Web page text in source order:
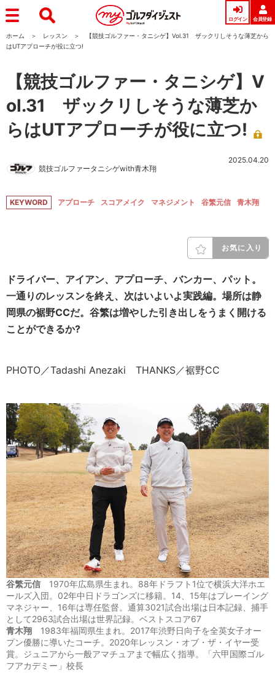
ログイン 会員登録
ホーム レッスン
【競技ゴルファー・タニシゲ】Vol.31 ザックリしそうな薄芝から
はUTアプローチが役に立つ!
【競技ゴルファー・タニシゲ】V
ol.31 ザックリしそうな薄芝か
らはUTアプローチが役に立つ!
競技ゴルファータニシゲwith青木翔
2025.04.20
KEYWORD アプローチ スコアメイク マネジメント 谷繁元信 青木翔
お気に入り
ドライバー、アイアン、アプローチ、バンカー、パット。
一通りのレッスンを終え、次はいよいよ実践編。場所は静
岡県の裾野CCだ。谷繁は増やした引き出しをうまく開ける
ことができるか?
PHOTO／Tadashi Anezaki THANKS／裾野CC
谷繁元信 1970年広島県生まれ。88年ドラフト1位で横浜大洋ホエ
ールズ入団。02年中日ドラゴンズに移籍。14、15年はプレーイング
マネジャー、16年は専任監督。通算3021試合出場は日本記録、捕手
として2963試合出場は世界記録。ベストスコア67
青木翔 1983年福岡県生まれ。2017年渋野日向子を全英女子オー
プン優勝に導いたコーチ。2020年レッスン・オブ・ザ・イヤー受
賞。ジュニアから一般アマチュアまで幅広く指導。「六甲国際ゴル
フアカデミー」校長